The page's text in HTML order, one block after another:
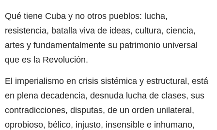
Qué tiene Cuba y no otros pueblos: lucha,
resistencia, batalla viva de ideas, cultura, ciencia,
artes y fundamentalmente su patrimonio universal
que es la Revolución.
El imperialismo en crisis sistémica y estructural, está
en plena decadencia, desnuda lucha de clases, sus
contradicciones, disputas, de un orden unilateral,
oprobioso, bélico, injusto, insensible e inhumano,